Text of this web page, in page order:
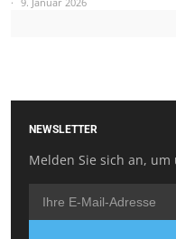
NEWSLETTER
Melden Sie sich an,